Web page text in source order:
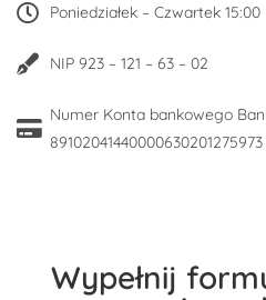
Poniedziałek – Czwartek 15:00
NIP 923 – 121 – 63 – 02
Numer Konta bankowego
89102041440000630201275973
Wypełnij